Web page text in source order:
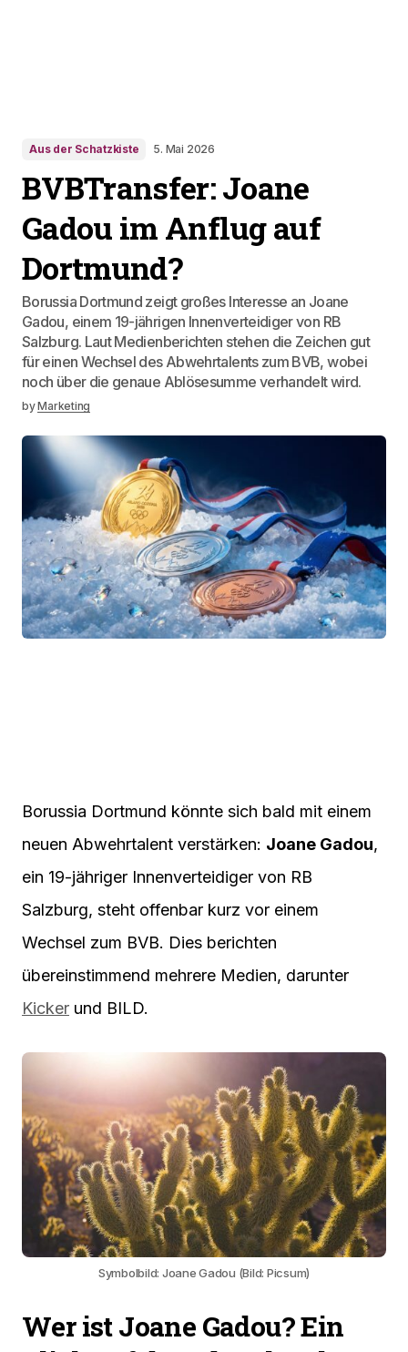
Aus der Schatzkiste 5. Mai 2026
BVBTransfer: Joane
Gadou im Anflug auf
Dortmund?
Borussia Dortmund zeigt großes Interesse an Joane
Gadou, einem 19-jährigen Innenverteidiger von RB
Salzburg. Laut Medienberichten stehen die Zeichen gut
für einen Wechsel des Abwehrtalents zum BVB, wobei
noch über die genaue Ablösesumme verhandelt wird.
byMarketing
Borussia Dortmund könnte sich bald mit einem
neuen Abwehrtalent verstärken: Joane Gadou,
ein 19-jähriger Innenverteidiger von RB
Salzburg, steht offenbar kurz vor einem
Wechsel zum BVB. Dies berichten
übereinstimmend mehrere Medien, darunter
Kicker und BILD.
Symbolbild: Joane Gadou (Bild: Picsum)
Wer ist Joane Gadou? Ein